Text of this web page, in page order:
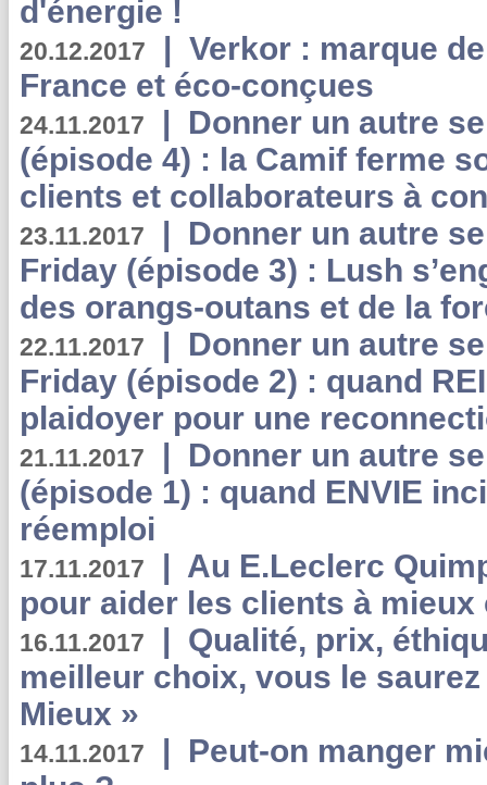
d'énergie !
20.12.2017 | Verkor : marque
France et éco-conçues
24.11.2017 | Donner un autre
(épisode 4) : la Camif ferme
clients et collaborateurs à
23.11.2017 | Donner un autre
Friday (épisode 3) : Lush
des orangs-outans et de la
22.11.2017 | Donner un autre
Friday (épisode 2) : quand
plaidoyer pour une
21.11.2017 | Donner un autre
(épisode 1) : quand ENVIE
réemploi
17.11.2017 | Au E.Leclerc
pour aider les clients à
16.11.2017 | Qualité, prix,
meilleur choix, vous le
Mieux »
14.11.2017 | Peut-on manger